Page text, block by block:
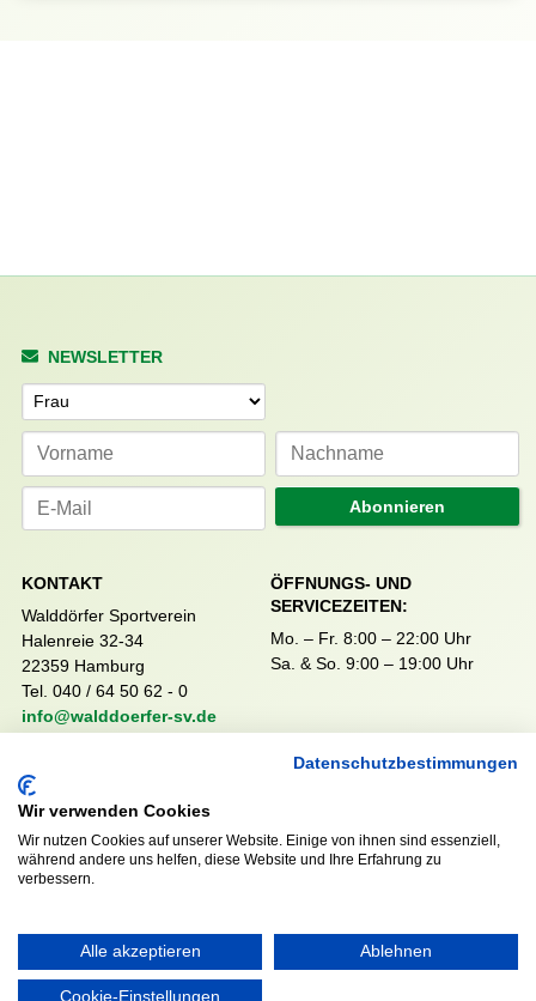
NEWSLETTER
Anrede
Abonnieren
KONTAKT
Walddörfer Sportverein
Halenreie 32-34
22359 Hamburg
Tel. 040 / 64 50 62 - 0
info@walddoerfer-sv.de
ÖFFNUNGS- UND
SERVICEZEITEN:
Mo. – Fr. 8:00 – 22:00 Uhr
Sa. & So. 9:00 – 19:00 Uhr
MEDIA
RECHTLICHES
Datenschutzbestimmungen
Wir verwenden Cookies
Wir nutzen Cookies auf unserer Website. Einige von ihnen sind essenziell,
während andere uns helfen, diese Website und Ihre Erfahrung zu
verbessern.
Alle akzeptieren Ablehnen
Cookie-Einstellungen